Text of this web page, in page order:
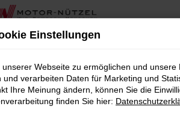
Nützel
als auch durch Leistung besticht, ist
Einstellungen
Webseite zu ermöglichen und unsere
verarbeiten Daten für Marketing und
Ihre Meinung ändern, können Sie die
finden Sie hier: